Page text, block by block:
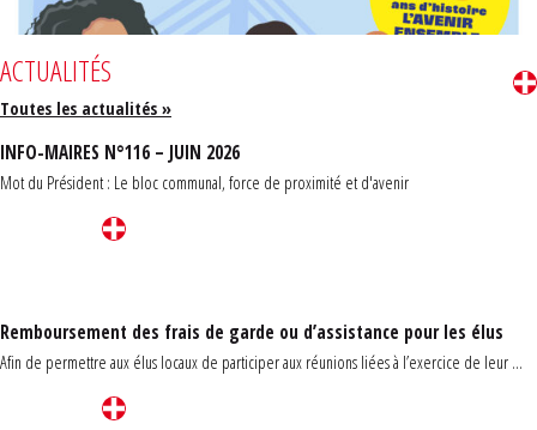
ACTUALITÉS
Toutes les actualités »
INFO-MAIRES N°116 – JUIN 2026
Mot du Président : Le bloc communal, force de proximité et d'avenir
Remboursement des frais de garde ou d’assistance pour les élus
Afin de permettre aux élus locaux de participer aux réunions liées à l’exercice de leur ...